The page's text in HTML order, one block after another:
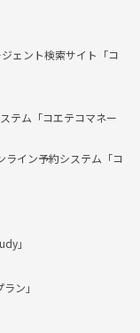
ェント検索サイト「コ
テム「コエテコマネー
ライン予約システム「コ
」
ン」